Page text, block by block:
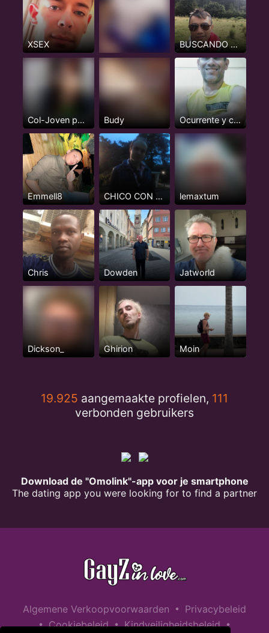
XSEX BUSCANDO ACTIVOS O INTER MAS ACTIVO NADA DE PASIVOS
Col-Joven pasivo serio, 24 años Budy Ocurrente y cientifico
Emmell8 CHICO CON CLASE lemaxtum
Chris Dowden Jatworld
Dickson_ Ghirion Moin
19.925 aangemaakte profielen, 111
verbonden gebruikers
Download de "Omolink"-app voor je smartphone
The dating app you were looking for to find a partner
Algemene Verkoopvoorwaarden • Privacybeleid
• Cookiebeleid • Kindveiligheidsbeleid •